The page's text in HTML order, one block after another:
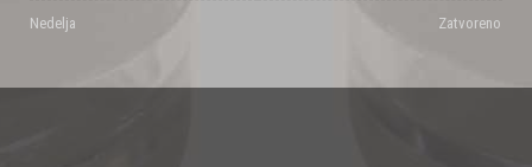
Nedelja Zatvoreno